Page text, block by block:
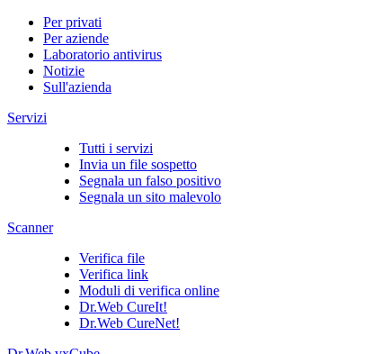
Per privati
Per aziende
Laboratorio antivirus
Notizie
Sull'azienda
Servizi
Tutti i servizi
Invia un file sospetto
Segnala un falso positivo
Segnala un sito malevolo
Scanner
Verifica file
Verifica link
Moduli di verifica online
Dr.Web CureIt!
Dr.Web CureNet!